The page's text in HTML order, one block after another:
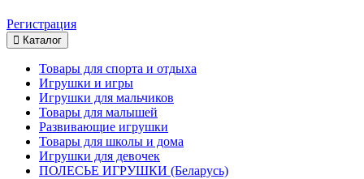
Регистрация
Каталог
Товары для спорта и отдыха
Игрушки и игры
Игрушки для мальчиков
Товары для малышей
Развивающие игрушки
Товары для школы и дома
Игрушки для девочек
ПОЛЕСЬЕ ИГРУШКИ (Беларусь)